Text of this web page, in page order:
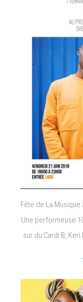
Fête de La Musique
Une performeuse
sur du Cardi B, Keri